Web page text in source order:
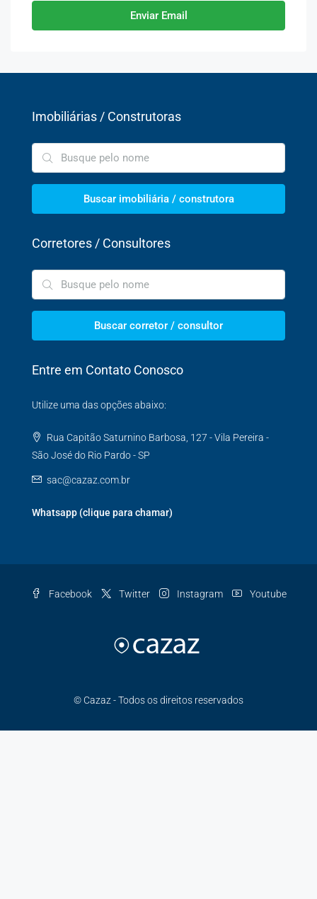
Enviar Email
Imobiliárias / Construtoras
Buscar imobiliária / construtora
Corretores / Consultores
Buscar corretor / consultor
Entre em Contato Conosco
Utilize uma das opções abaixo:
Rua Capitão Saturnino Barbosa, 127 - Vila Pereira -
São José do Rio Pardo - SP
sac@cazaz.com.br
Whatsapp (clique para chamar)
Facebook Twitter Instagram Youtube
© Cazaz - Todos os direitos reservados